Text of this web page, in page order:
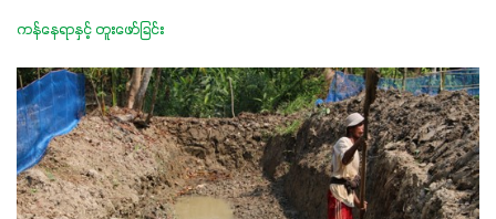
ကန်နေရာနှင့် တူးဖော်ခြင်း